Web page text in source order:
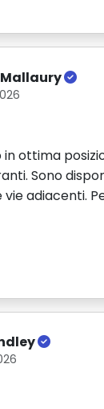
ottima
Sono
vie adiacenti.